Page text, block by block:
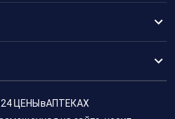
ЦЕНЫвАПТЕКАХ